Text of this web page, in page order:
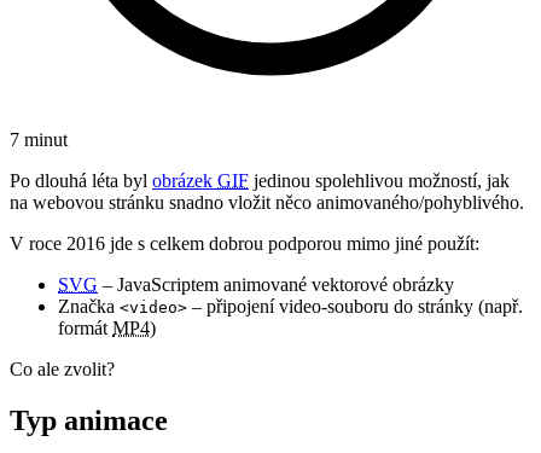
7 minut
Po dlouhá léta byl obrázek GIF jedinou spolehlivou možností, jak
na webovou stránku snadno vložit něco animovaného/pohyblivého.
V roce 2016 jde s celkem dobrou podporou mimo jiné použít:
SVG – JavaScriptem animované vektorové obrázky
Značka <video> – připojení video-souboru do stránky (např.
formát MP4)
Co ale zvolit?
Typ animace